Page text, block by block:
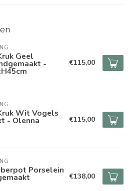
Geel
- €115,00
Wit Vogels
- Olenna €115,00
Porselein
€138,00